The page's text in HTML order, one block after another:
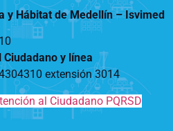
Accesibilidad
y Hábitat de Medellín –Isvimed
y línea
extensión3014
al Ciudadano PQRSD